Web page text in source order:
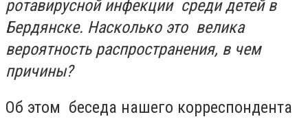
ротавирусной инфекции среди детей в
Бердянске. Насколько это велика
вероятность распространения, в чем
причины?
Об этом беседа нашего корреспондента